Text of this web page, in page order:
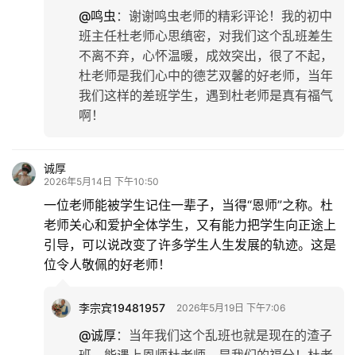
@鸣虫 ： 谢谢鸣虫老师的精彩评论！我的初中
班主任杜老师心思缜密，对我们这个乱班差生
不离不弃，心怀温暖，成效突出，很了不起，
杜老师是我们心中的德艺双馨的好老师，当年
我们这样的差班学生，遇到杜老师是真有福气
啊！
诚厚
2026年5月14日 下午10:50
一位老师能被学生记住一辈子，当得“恩师”之称。杜
老师关心和爱护全体学生，又有能力把学生向正途上
引导，可以说改变了许多学生人生发展的轨迹。这是
位令人敬佩的好老师！
李宗宾19481957 2026年5月19日 下午7:06
@诚厚： 当年我们这个乱班也就是现在的渣子